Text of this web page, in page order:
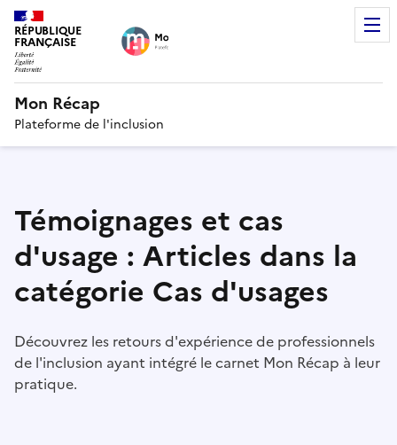
RÉPUBLIQUE
FRANÇAISE
Mon Récap
Plateforme de l'inclusion
Témoignages et cas
d'usage : Articles dans la
catégorie Cas d'usages
Découvrez les retours d'expérience de professionnels
de l'inclusion ayant intégré le carnet Mon Récap à leur
pratique.